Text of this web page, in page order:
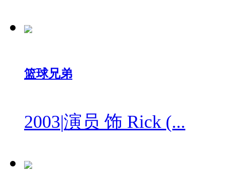
篮球兄弟
2003|演员 饰 Rick (...